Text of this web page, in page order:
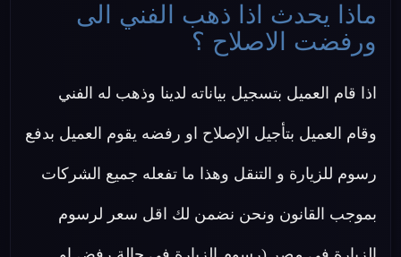
ماذا يحدث اذا ذهب الفني الى
ورفضت الاصلاح ؟
اذا قام العميل بتسجيل بياناته لدينا وذهب له الفني
وقام العميل بتأجيل الإصلاح او رفضه يقوم العميل بدفع
رسوم للزيارة و التنقل وهذا ما تفعله جميع الشركات
بموجب القانون ونحن نضمن لك اقل سعر لرسوم